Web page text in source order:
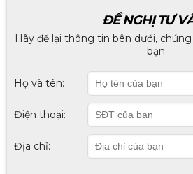
ĐỀ NGHỊ TƯ
Hãy để lại thông tin bên dưới,
bạn:
Họ và tên:
Điện thoại:
Địa chỉ: